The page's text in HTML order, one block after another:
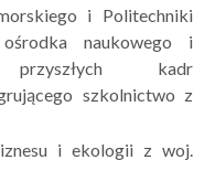
i Politechniki
naukowego i
przyszłych kadr
szkolnictwo z
i ekologii z woj.